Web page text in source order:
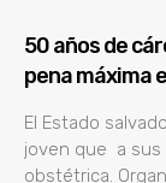
50 años de
pena máxima
El Estado
joven que a sus
obstétrica.